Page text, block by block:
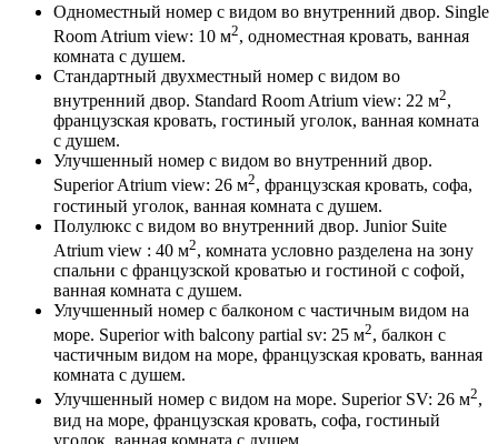
Одноместный номер с видом во внутренний двор. Single
Room Atrium view: 10 м2, одноместная кровать, ванная
комната с душем.
Стандартный двухместный номер с видом во
внутренний двор. Standard Room Atrium view: 22 м2,
французская кровать, гостиный уголок, ванная комната
с душем.
Улучшенный номер c видом во внутренний двор.
Superior Atrium view: 26 м2, французская кровать, софа,
гостиный уголок, ванная комната с душем.
Полулюкс с видом во внутренний двор. Junior Suite
Atrium view : 40 м2, комната условно разделена на зону
спальни с французской кроватью и гостиной с софой,
ванная комната с душем.
Улучшенный номер c балконом с частичным видом на
море. Superior with balcony partial sv: 25 м2, балкон с
частичным видом на море, французская кровать, ванная
комната с душем.
Улучшенный номер c видом на море. Superior SV: 26 м2,
вид на море, французская кровать, софа, гостиный
уголок, ванная комната с душем.